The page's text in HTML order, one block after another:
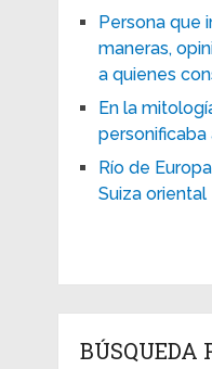
Persona que
maneras,
a quienes
En la
personificaba
Río de
Suiza oriental
BÚSQUEDA